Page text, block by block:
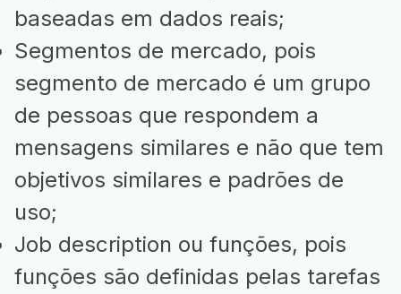
baseadas em dados reais;
Segmentos de mercado, pois
segmento de mercado é um grupo
de pessoas que respondem a
mensagens similares e não que tem
objetivos similares e padrões de
uso;
Job description ou funções, pois
funções são definidas pelas tarefas